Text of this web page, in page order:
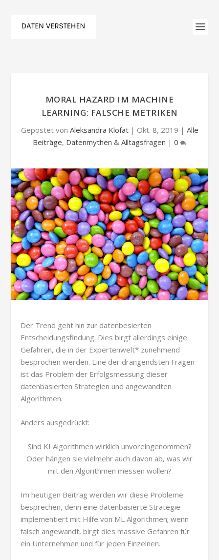
MORAL HAZARD IM MACHINE
LEARNING: FALSCHE METRIKEN
Gepostet von Aleksandra Klofat| Okt. 8, 2019 | Alle
Beiträge, Datenmythen & Alltagsfragen | 0
Der Trend geht hin zur datenbesierten
Entscheidungsfindung. Dies birgt allerdings einige
Gefahren, die in der Expertenwelt* zunehmend
besprochen werden. Eine der drängendsten Fragen
ist das Problem der Erfolgsmessung dieser
datenbasierten Strategien und angewandten
Algorithmen.
Anders ausgedrückt:
Sind KI Algorithmen wirklich unvoreingenommen?
Oder hängen sie vielmehr auch davon ab, was wir
mit den Algorithmen messen wollen?
Im heutigen Beitrag werden wir diese Probleme
besprechen, denn eine datenbasierte Strategie
implementiert mit Hilfe von ML Algorithmen; wenn
falsch angewandt, birgt dies massive Gefahren für
ein Unternehmen und für jeden Einzelnen.